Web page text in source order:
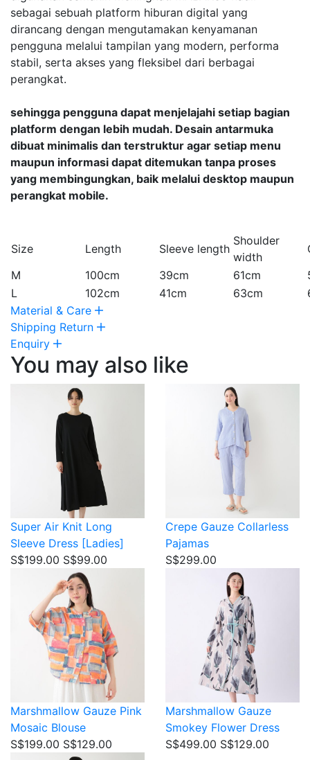
sebagai sebuah platform hiburan digital yang
dirancang dengan mengutamakan kenyamanan
pengguna melalui tampilan yang modern, performa
stabil, serta akses yang fleksibel dari berbagai
perangkat.
sehingga pengguna dapat menjelajahi setiap bagian
platform dengan lebih mudah. Desain antarmuka
dibuat minimalis dan terstruktur agar setiap menu
maupun informasi dapat ditemukan tanpa proses
yang membingungkan, baik melalui desktop maupun
perangkat mobile.
Size Length Sleeve length
Shoulder
width
M
100cm 39cm 61cm
L
102cm 41cm 63cm
Material & Care
Shipping Return
Enquiry
You may also like
Super Air Knit Long
Sleeve Dress [Ladies]
S$199.00 S$99.00
Crepe Gauze Collarless
Pajamas
S$299.00
Marshmallow Gauze Pink
Mosaic Blouse
S$199.00 S$129.00
Marshmallow Gauze
Smokey Flower Dress
S$499.00 S$129.00